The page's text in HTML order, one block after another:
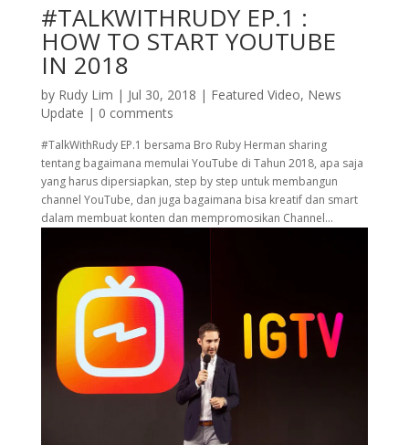
#TALKWITHRUDY EP.1 :
HOW TO START YOUTUBE
IN 2018
by Rudy Lim | Jul 30, 2018 | Featured Video, News
Update | 0 comments
#TalkWithRudy EP.1 bersama Bro Ruby Herman sharing
tentang bagaimana memulai YouTube di Tahun 2018, apa saja
yang harus dipersiapkan, step by step untuk membangun
channel YouTube, dan juga bagaimana bisa kreatif dan smart
dalam membuat konten dan mempromosikan Channel...